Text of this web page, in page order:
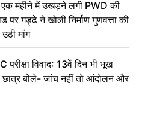
महीने में उखड़ने लगी PWD की
गड्ढे ने खोली निर्माण गुणवत्ता की
मांग
विवाद: 13वें दिन भी भूख
छात्र बोले- जांच नहीं तो आंदोलन और